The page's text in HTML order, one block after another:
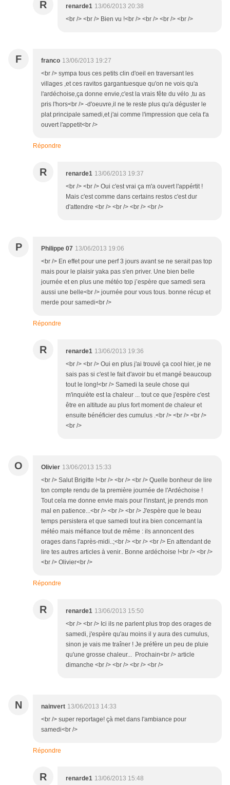
R renarde1 13/06/2013 20:38
<br /> <br /> Bien vu !<br /> <br /> <br /> <br />
F franco 13/06/2013 19:27
<br /> sympa tous ces petits clin d'oeil en traversant les
villages ,et ces ravitos gargantuesque qu'on ne vois qu'a
l'ardéchoise,ça donne envie,c'est la vrais fête du vélo ,tu as
pris l'hors<br /> -d'oeuvre,il ne te reste plus qu'a déguster le
plat principale samedi,et j'ai comme l'impression que cela t'a
ouvert l'appetit<br />
Répondre
R renarde1 13/06/2013 19:37
<br /> <br /> Oui c'est vrai ça m'a ouvert l'appértit !
Mais c'est comme dans certains restos c'est dur
d'attendre <br /> <br /> <br /> <br />
P Philippe 07 13/06/2013 19:06
<br /> En effet pour une perf 3 jours avant se ne serait pas top
mais pour le plaisir yaka pas s'en priver. Une bien belle
journée et en plus une météo top j’espère que samedi sera
aussi une belle<br /> journée pour vous tous. bonne récup et
merde pour samedi<br />
Répondre
R renarde1 13/06/2013 19:36
<br /> <br /> Oui en plus j'ai trouvé ça cool hier, je ne
sais pas si c'est le fait d'avoir bu et mangé beaucoup
tout le long!<br /> Samedi la seule chose qui
m'inquiète est la chaleur ... tout ce que j'espère c'est
être en altitude au plus fort moment de chaleur et
ensuite bénéficier des cumulus .<br /> <br /> <br />
<br />
O Olivier 13/06/2013 15:33
<br /> Salut Brigitte !<br /> <br /> <br /> Quelle bonheur de lire
ton compte rendu de ta première journée de l'Ardéchoise !
Tout cela me donne envie mais pour l'instant, je prends mon
mal en patience...<br /> <br /> <br /> J'espère que le beau
temps persistera et que samedi tout ira bien concernant la
météo mais méfiance tout de même : ils annoncent des
orages dans l'après-midi..;<br /> <br /> <br /> En attendant de
lire tes autres articles à venir.. Bonne ardéchoise !<br /> <br />
<br /> Olivier<br />
Répondre
R renarde1 13/06/2013 15:50
<br /> <br /> Ici ils ne parlent plus trop des orages de
samedi, j'espère qu'au moins il y aura des cumulus,
sinon je vais me traîner ! Je préfère un peu de pluie
qu'une grosse chaleur... Prochain<br /> article
dimanche <br /> <br /> <br /> <br />
N nainvert 13/06/2013 14:33
<br /> super reportage! çà met dans l'ambiance pour
samedi<br />
Répondre
R renarde1 13/06/2013 15:48